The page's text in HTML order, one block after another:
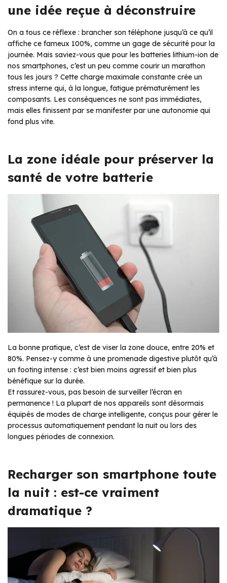
une idée reçue à déconstruire
On a tous ce réflexe : brancher son téléphone jusqu’à ce qu’il
affiche ce fameux 100%, comme un gage de sécurité pour la
journée. Mais saviez-vous que pour les batteries lithium-ion de
nos smartphones, c’est un peu comme courir un marathon
tous les jours ? Cette charge maximale constante crée un
stress interne qui, à la longue, fatigue prématurément les
composants. Les conséquences ne sont pas immédiates,
mais elles finissent par se manifester par une autonomie qui
fond plus vite.
La zone idéale pour préserver la
santé de votre batterie
La bonne pratique, c’est de viser la zone douce, entre 20% et
80%. Pensez-y comme à une promenade digestive plutôt qu’à
un footing intense : c’est bien moins agressif et bien plus
bénéfique sur la durée.
Et rassurez-vous, pas besoin de surveiller l’écran en
permanence ! La plupart de nos appareils sont désormais
équipés de modes de charge intelligente, conçus pour gérer le
processus automatiquement pendant la nuit ou lors des
longues périodes de connexion.
Recharger son smartphone toute
la nuit : est-ce vraiment
dramatique ?